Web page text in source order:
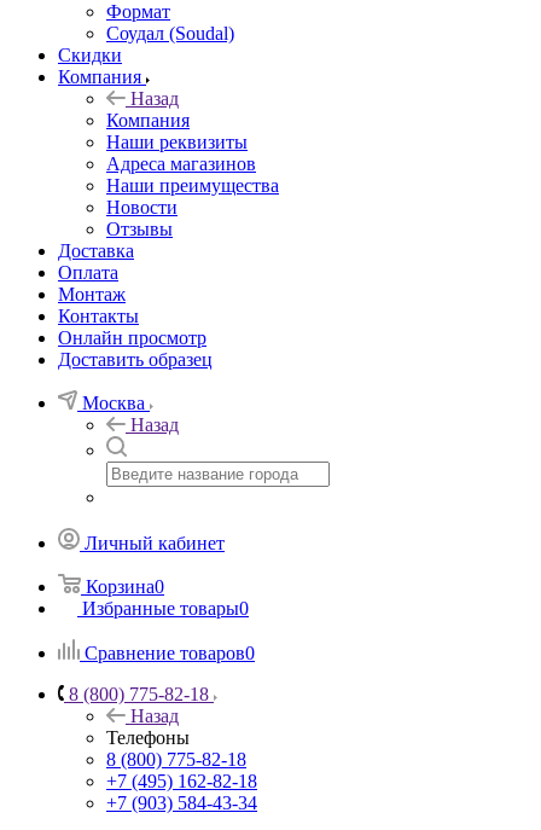
Формат
Соудал (Soudal)
Скидки
Компания
Назад
Компания
Наши реквизиты
Адреса магазинов
Наши преимущества
Новости
Отзывы
Доставка
Оплата
Монтаж
Контакты
Онлайн просмотр
Доставить образец
Москва
Назад
Личный кабинет
Корзина0
Избранные товары0
Сравнение товаров0
8 (800) 775-82-18
Назад
Телефоны
8 (800) 775-82-18
+7 (495) 162-82-18
+7 (903) 584-43-34